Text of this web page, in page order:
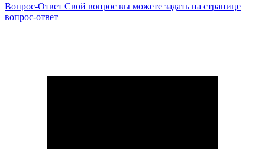
Вопрос-Ответ Свой вопрос вы можете задать на странице
вопрос-ответ